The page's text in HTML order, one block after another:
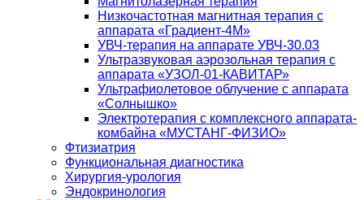
Низкочастотная магнитная терапия с
аппарата «Градиент-4М»
УВЧ-терапия на аппарате УВЧ-30.03
Ультразвуковая аэрозольная терапия с
аппарата «УЗОЛ-01-КАВИТАР»
Ультрафиолетовое облучение с аппарата
«Солнышко»
Электротерапия с комплексного аппарата-
комбайна «МУСТАНГ-ФИЗИО»
Фтизиатрия
Функциональная диагностика
Хирургия-урология
Эндокринология